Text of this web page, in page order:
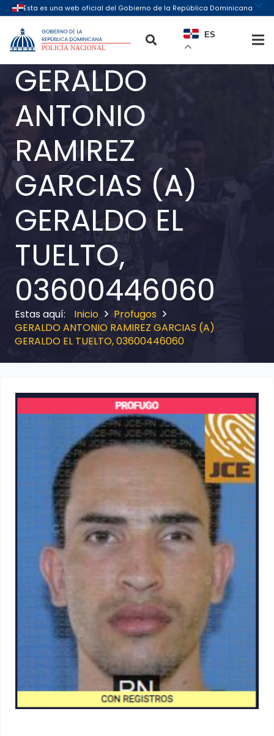
ES
GERALDO
ANTONIO
RAMIREZ
GARCIAS (A)
GERALDO EL
TUELTO,
03600446060
Inicio
Profugos
GERALDO ANTONIO RAMIREZ GARCIAS (A)
GERALDO EL TUELTO, 03600446060